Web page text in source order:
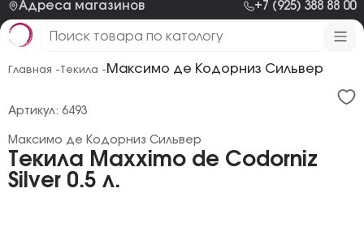
Адреса магазинов +7 (925) 388 88 00
Главная -Текила - Максимо де Кодорниз Сильвер
Текила Maxximo de Codorniz
Silver 0.5 л.
Максимо де Кодорниз Сильвер
Артикул: 6493